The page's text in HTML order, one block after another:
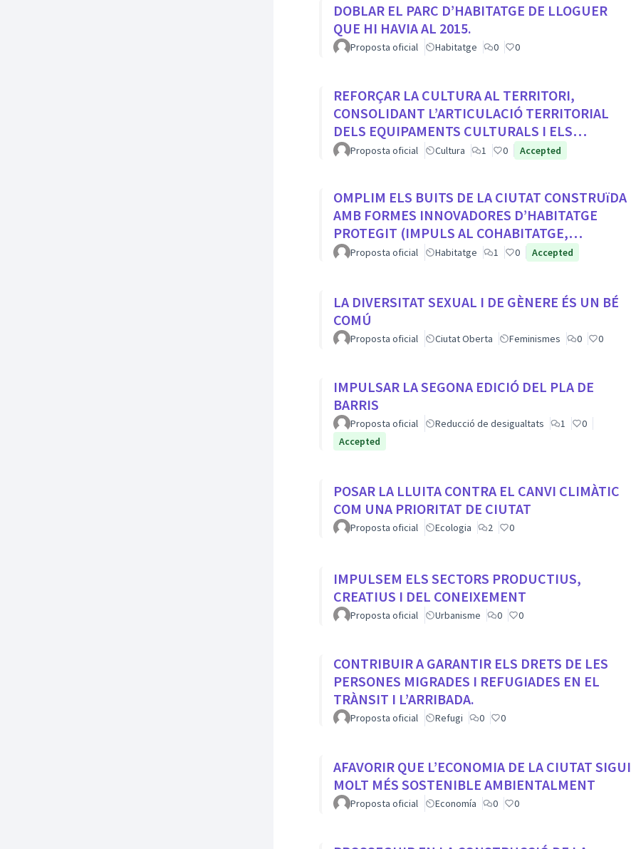
DOBLAR EL PARC D’HABITATGE DE LLOGUER
QUE HI HAVIA AL 2015.
Proposta oficial Habitatge 0 0
REFORÇAR LA CULTURA AL TERRITORI,
CONSOLIDANT L’ARTICULACIÓ TERRITORIAL
DELS EQUIPAMENTS CULTURALS I ELS
PROJECTES COMUNITARIS
Proposta oficial Cultura 1 0 Accepted
OMPLIM ELS BUITS DE LA CIUTAT CONSTRUïDA
AMB FORMES INNOVADORES D’HABITATGE
PROTEGIT (IMPULS AL COHABITATGE,
APROFITAR LOCALS BUITS EN PLANTA BAIXA...
Proposta oficial Habitatge 1 0 Accepted
LA DIVERSITAT SEXUAL I DE GÈNERE ÉS UN BÉ
COMÚ
Proposta oficial Ciutat Oberta Feminismes 0 0
IMPULSAR LA SEGONA EDICIÓ DEL PLA DE
BARRIS
Proposta oficial Reducció de desigualtats 1
0
Accepted
POSAR LA LLUITA CONTRA EL CANVI CLIMÀTIC
COM UNA PRIORITAT DE CIUTAT
Proposta oficial Ecologia 2 0
IMPULSEM ELS SECTORS PRODUCTIUS,
CREATIUS I DEL CONEIXEMENT
Proposta oficial Urbanisme 0 0
CONTRIBUIR A GARANTIR ELS DRETS DE LES
PERSONES MIGRADES I REFUGIADES EN EL
TRÀNSIT I L’ARRIBADA.
Proposta oficial Refugi 0 0
AFAVORIR QUE L’ECONOMIA DE LA CIUTAT SIGUI
MOLT MÉS SOSTENIBLE AMBIENTALMENT
Proposta oficial Economía 0 0